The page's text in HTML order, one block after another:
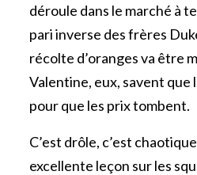
déroule dans le marché à
pari inverse des frères
récolte d’oranges va être
Valentine, eux, savent
pour que les prix tombent.
C’est drôle, c’est
excellente leçon sur les